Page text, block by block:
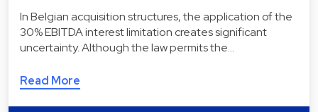
In Belgian acquisition structures, the application of the
30% EBITDA interest limitation creates significant
uncertainty. Although the law permits the…
Read More